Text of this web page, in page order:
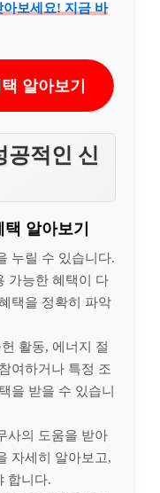
보세요! 지금 바
알아보기
공적인 신
알아보기
누릴 수 있습니다.
가능한 혜택이 다
택을 정확히 파악
활동, 에너지 절
여하거나 특정 조
을 받을 수 있습니
사의 도움을 받아
자세히 알아보고,
합니다.